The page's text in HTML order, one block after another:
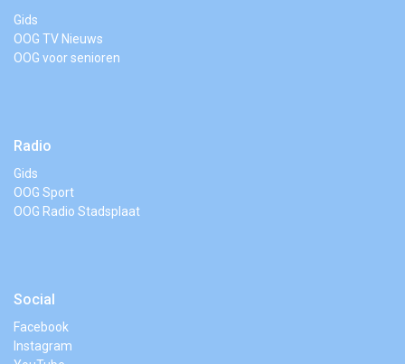
Gids
OOG TV Nieuws
OOG voor senioren
Radio
Gids
OOG Sport
OOG Radio Stadsplaat
Social
Facebook
Instagram